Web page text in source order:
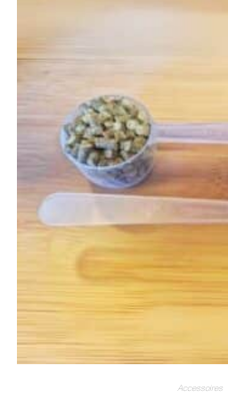
Accessoires